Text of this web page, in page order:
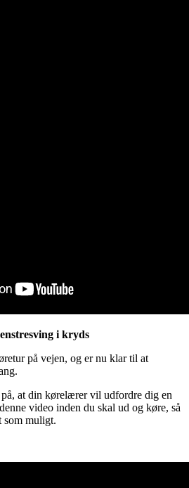
i kryds
på vejen, og er nu klar til at
at din kørelærer vil udfordre dig en
video inden du skal ud og køre, så
som muligt.